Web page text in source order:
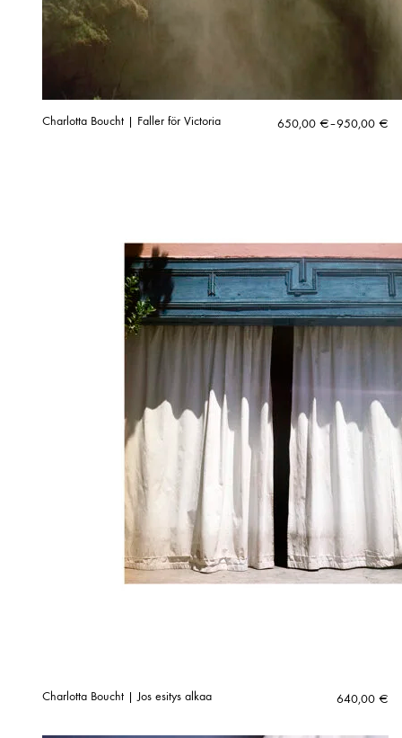
Charlotta Boucht | Faller för Victoria 650,00 €–950,00 €
Hintaluokka:
Charlotta Boucht | Jos esitys alkaa 640,00 €